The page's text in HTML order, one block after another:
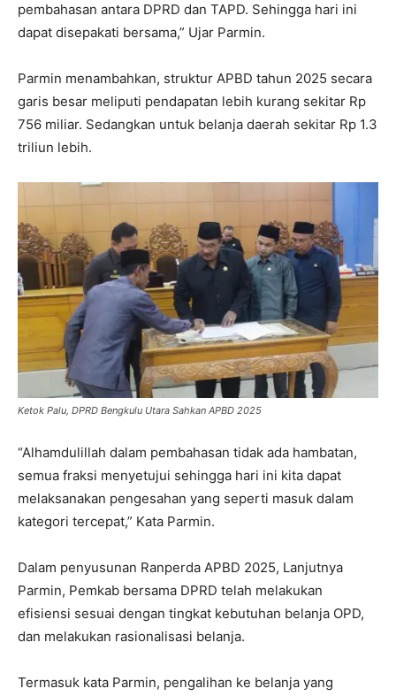
pembahasan antara DPRD dan TAPD. Sehingga hari ini
dapat disepakati bersama,” Ujar Parmin.
Parmin menambahkan, struktur APBD tahun 2025 secara
garis besar meliputi pendapatan lebih kurang sekitar Rp
756 miliar. Sedangkan untuk belanja daerah sekitar Rp 1.3
triliun lebih.
Ketok Palu, DPRD Bengkulu Utara Sahkan APBD 2025
“Alhamdulillah dalam pembahasan tidak ada hambatan,
semua fraksi menyetujui sehingga hari ini kita dapat
melaksanakan pengesahan yang seperti masuk dalam
kategori tercepat,” Kata Parmin.
Dalam penyusunan Ranperda APBD 2025, Lanjutnya
Parmin, Pemkab bersama DPRD telah melakukan
efisiensi sesuai dengan tingkat kebutuhan belanja OPD,
dan melakukan rasionalisasi belanja.
Termasuk kata Parmin, pengalihan ke belanja yang